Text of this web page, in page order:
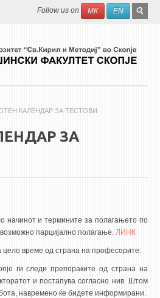
Search
Follow us on МК EN
КАЛЕНДАР ЗА ТЕСТОВИ
ЗА
начинот и термините за полагањето по
парцијално полагање. ЛИНК
цело време од страна на професорите.
ги следи препораките од страна на
и постапува согласно нив. Штом
навремено ќе бидете информирани.